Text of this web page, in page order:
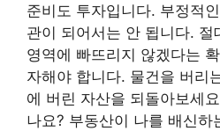
준비도 투자입니다. 부정적
관이 되어서는 안 됩니다. 절
영역에 빠뜨리지 않겠다는
자해야 합니다. 물건을 버리
에 버린 자산을 되돌아보세
나요? 부동산이 나를 배신하